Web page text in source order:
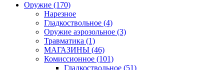
Оружие (170)
Нарезное
Гладкоствольное (4)
Оружие аэрозольное (3)
Травматика (1)
МАГАЗИНЫ (46)
Комиссионное (101)
Гладкоствольное (51)